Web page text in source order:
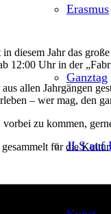
Erasmus
Ganztag
JLS auf
diesem Jahr das
12:00 Uhr in der
allen Jahrgängen
– wer mag, den
zu kommen,
für die